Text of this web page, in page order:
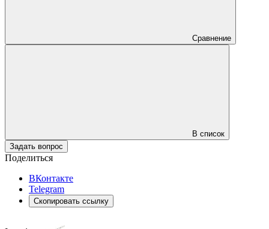
Сравнение
В список
Задать вопрос
Поделиться
ВКонтакте
Telegram
Скопировать ссылку